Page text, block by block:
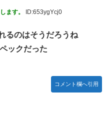
ます。 ID:653ygYcj0
るのはそうだろうね
ックだった
コメント欄へ引用